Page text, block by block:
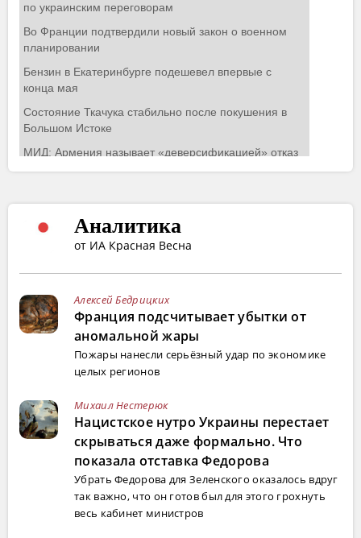
Аналитика
от ИА Красная Весна
Алексей Бедрицких
Франция подсчитывает убытки от
аномальной жары
Пожары нанесли серьёзный удар по экономике
целых регионов
Михаил Нестерюк
Нацистское нутро Украины перестает
скрываться даже формально. Что
показала отставка Федорова
Убрать Федорова для Зеленского оказалось вдруг
так важно, что он готов был для этого грохнуть
весь кабинет министров